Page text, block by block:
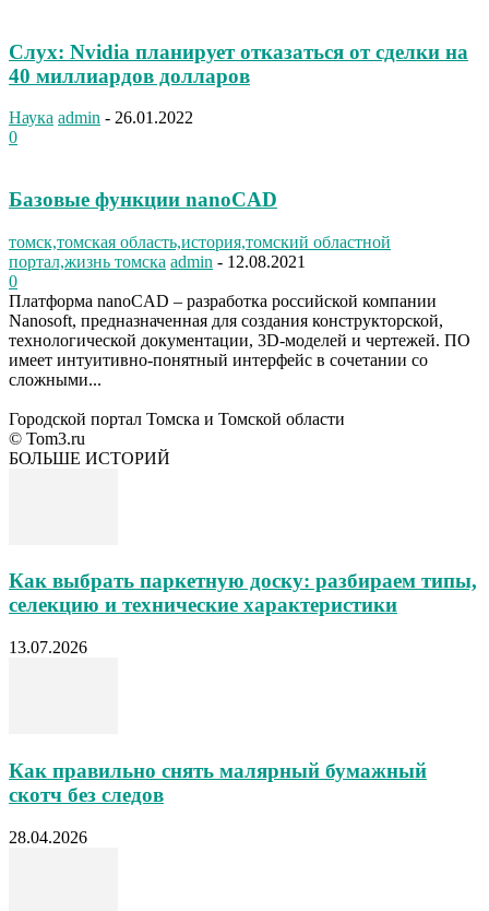
Слух: Nvidia планирует отказаться от сделки на
40 миллиардов долларов
Наука admin - 26.01.2022
0
Базовые функции nanoCAD
томск,томская область,история,томский областной
портал,жизнь томска admin - 12.08.2021
0
Платформа nanoCAD – разработка российской компании
Nanosoft, предназначенная для создания конструкторской,
технологической документации, 3D-моделей и чертежей. ПО
имеет интуитивно-понятный интерфейс в сочетании со
сложными...
Городской портал Томска и Томской области
© Tom3.ru
БОЛЬШЕ ИСТОРИЙ
Как выбрать паркетную доску: разбираем типы,
селекцию и технические характеристики
13.07.2026
Как правильно снять малярный бумажный
скотч без следов
28.04.2026